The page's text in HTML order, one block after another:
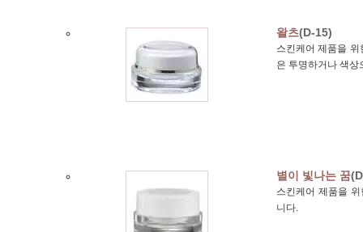
왈츠(D-15)
스킨케어 제품을
은 투명하거나 색상
별이 빛나는 꿈
스킨케어 제품을
니다.